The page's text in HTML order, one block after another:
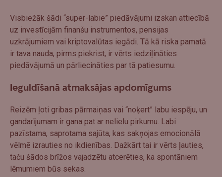
Visbiežāk šādi “super-labie” piedāvājumi izskan attiecībā
uz investīcijām finanšu instrumentos, pensijas
uzkrājumiem vai kriptovalūtas iegādi. Tā kā riska pamatā
ir tava nauda, pirms piekrist, ir vērts iedziļināties
piedāvājumā un pārliecināties par tā patiesumu.
Ieguldīšanā atmaksājas apdomīgums
Reizēm ļoti gribas pārmaiņas vai “noķert” labu iespēju, un
gandarījumam ir gana pat ar nelielu pirkumu. Labi
pazīstama, saprotama sajūta, kas sakņojas emocionālā
vēlmē izrauties no ikdienības. Dažkārt tai ir vērts ļauties,
taču šādos brīžos vajadzētu atcerēties, ka spontāniem
lēmumiem būs sekas.